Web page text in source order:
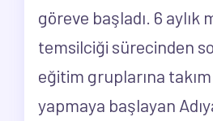
göreve başladı. 6 aylık
temsilciği sürecinden
eğitim gruplarına
yapmaya başlayan